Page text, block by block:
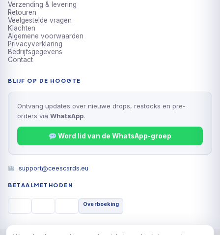
Verzending & levering
Retouren
Veelgestelde vragen
Klachten
Algemene voorwaarden
Privacyverklaring
Bedrijfsgegevens
Contact
BLIJF OP DE HOOGTE
Ontvang updates over nieuwe drops, restocks en pre-
orders via WhatsApp.
Word lid van de WhatsApp-groep
support@ceescards.eu
BETAALMETHODEN
Overboeking